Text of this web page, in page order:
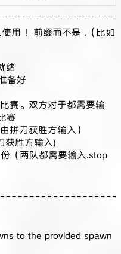
用 ！前缀而不是 .（比如
绪
备好
赛。双方对于都需要输
赛
拼刀获胜方输入）
获胜方输入)
（两队都需要输入.stop
to the provided spawn